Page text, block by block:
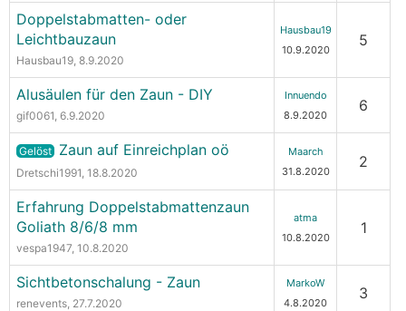
Doppelstabmatten- oder
Leichtbauzaun
Hausbau19, 8.9.2020
Hausbau19
10.9.2020
5
Alusäulen für den Zaun - DIY
gif0061, 6.9.2020
Innuendo
8.9.2020
6
Gelöst Zaun auf Einreichplan oö
Dretschi1991, 18.8.2020
Maarch
31.8.2020
2
Erfahrung Doppelstabmattenzaun
Goliath 8/6/8 mm
vespa1947, 10.8.2020
atma
10.8.2020
1
Sichtbetonschalung - Zaun
renevents, 27.7.2020
MarkoW
4.8.2020
3